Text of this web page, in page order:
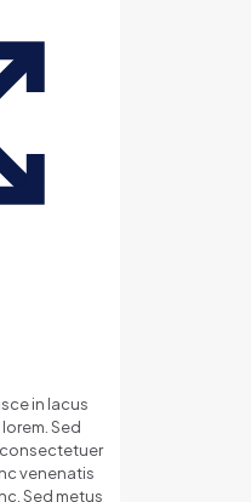
in lacus
Sed
consectetuer
venenatis
Sed metus